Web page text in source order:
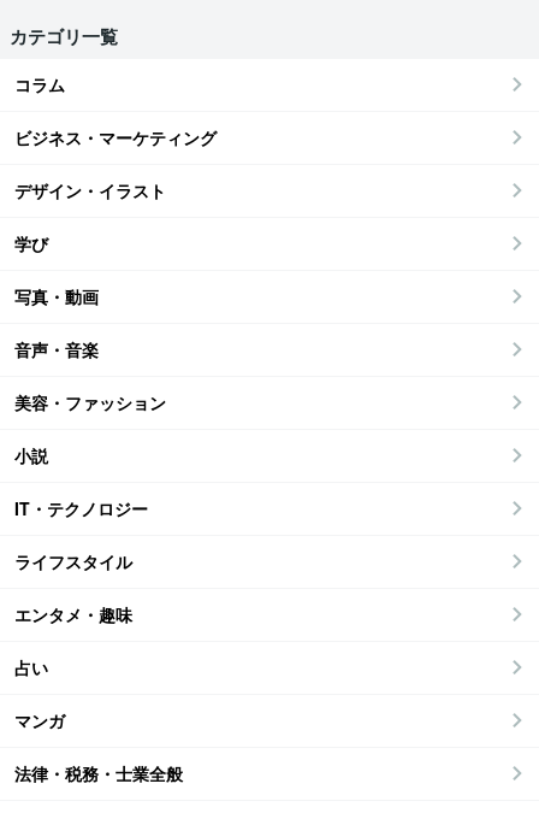
カテゴリ一覧
コラム
ビジネス・マーケティング
デザイン・イラスト
学び
写真・動画
音声・音楽
美容・ファッション
小説
IT・テクノロジー
ライフスタイル
エンタメ・趣味
占い
マンガ
法律・税務・士業全般